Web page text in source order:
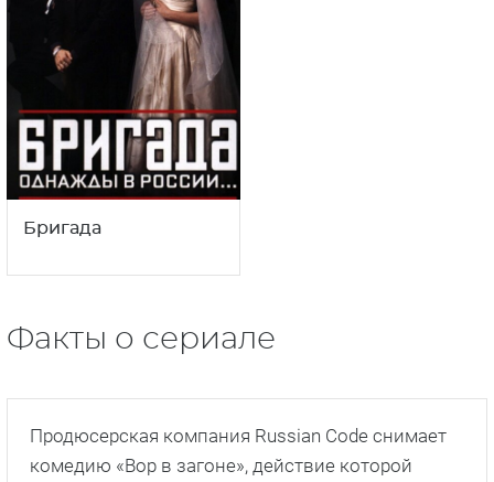
Факты о сериале
Продюсерская компания Russian Code снимает
комедию «Вор в загоне», действие которой
происходит в вымышленном городе Усть-
Байкальске на фоне озера Байкал.
сотрудничать, чтобы выжить, несмотря на
противоположные принципы.
Лемперт, известный по сериалам «Ольга» и
«Тополиный пух».